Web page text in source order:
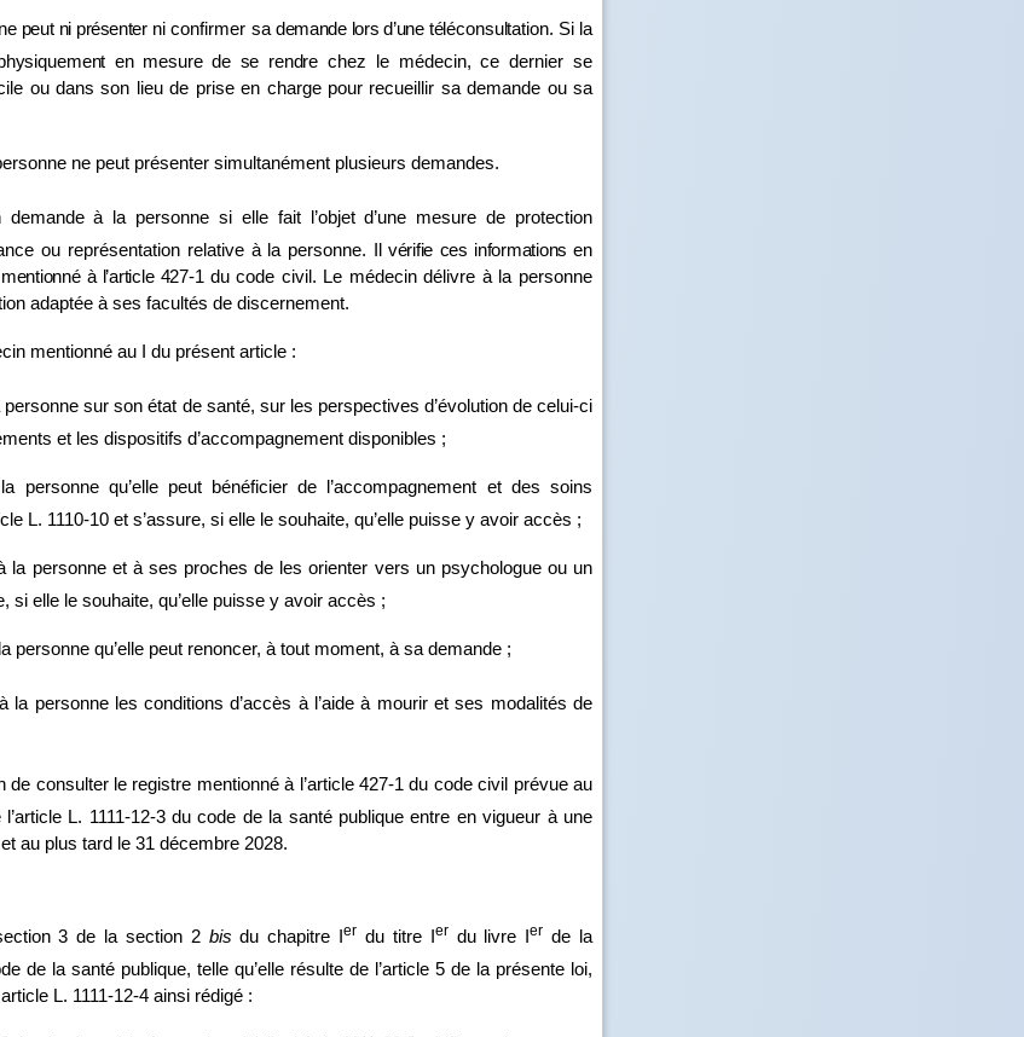
peut ni présenter ni confirmer sa demande lors d’une téléconsultation. Si la
en mesure de se rendre chez le médecin, ce dernier se
ou dans son lieu de prise en charge pour recueillir sa demande ou sa
ne peut présenter simultanément plusieurs demandes.
à la personne si elle fait l’objet d’une mesure de protection
ou représentation relative à la personne. Ilvérifie ces informations en
à l’article 427‑1 du code civil. Le médecin délivre à la personne
adaptée à ses facultés de discernement.
mentionné au I du présent article :
personne sur son état de santé, sur les perspectives d’évolution de celui‑ci
et les dispositifs d’accompagnement disponibles ;
personne qu’elle peut bénéficier de l’accompagnement et des soins
L. 1110‑10 et s’assure, si elle le souhaite, qu’elle puisse y avoir accès ;
la personne et à ses proches de les orienter vers un psychologue ou un
si elle le souhaite, qu’elle puisse y avoir accès ;
personne qu’elle peut renoncer, à tout moment, à sa demande ;
la personne les conditions d’accès à l’aide à mourir et ses modalités de
de consulter le registre mentionné à l’article 427‑1 du code civil prévue au
L. 1111‑12‑3 du code de la santé publique entre en vigueur à une
au plus tard le 31 décembre 2028.
3 de la section 2 bis du chapitre Ier du titre Ier du livre Ier de la
de la santé publique, telle qu’elle résulte de l’article 5 de la présente loi,
L. 1111‑12‑4 ainsi rédigé :